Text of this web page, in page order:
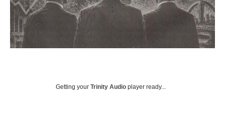
Getting your Trinity Audio player ready...